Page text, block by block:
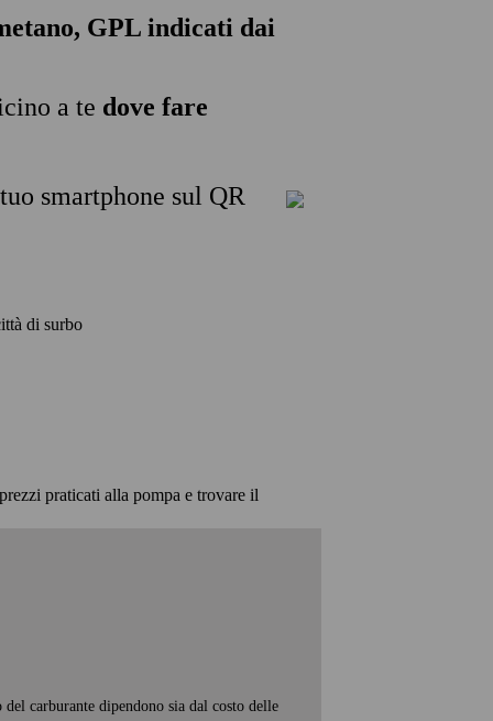
GPL indicati dai
a te dove fare
smartphone sul QR
di surbo
praticati alla pompa e trovare il
carburante dipendono sia dal costo delle